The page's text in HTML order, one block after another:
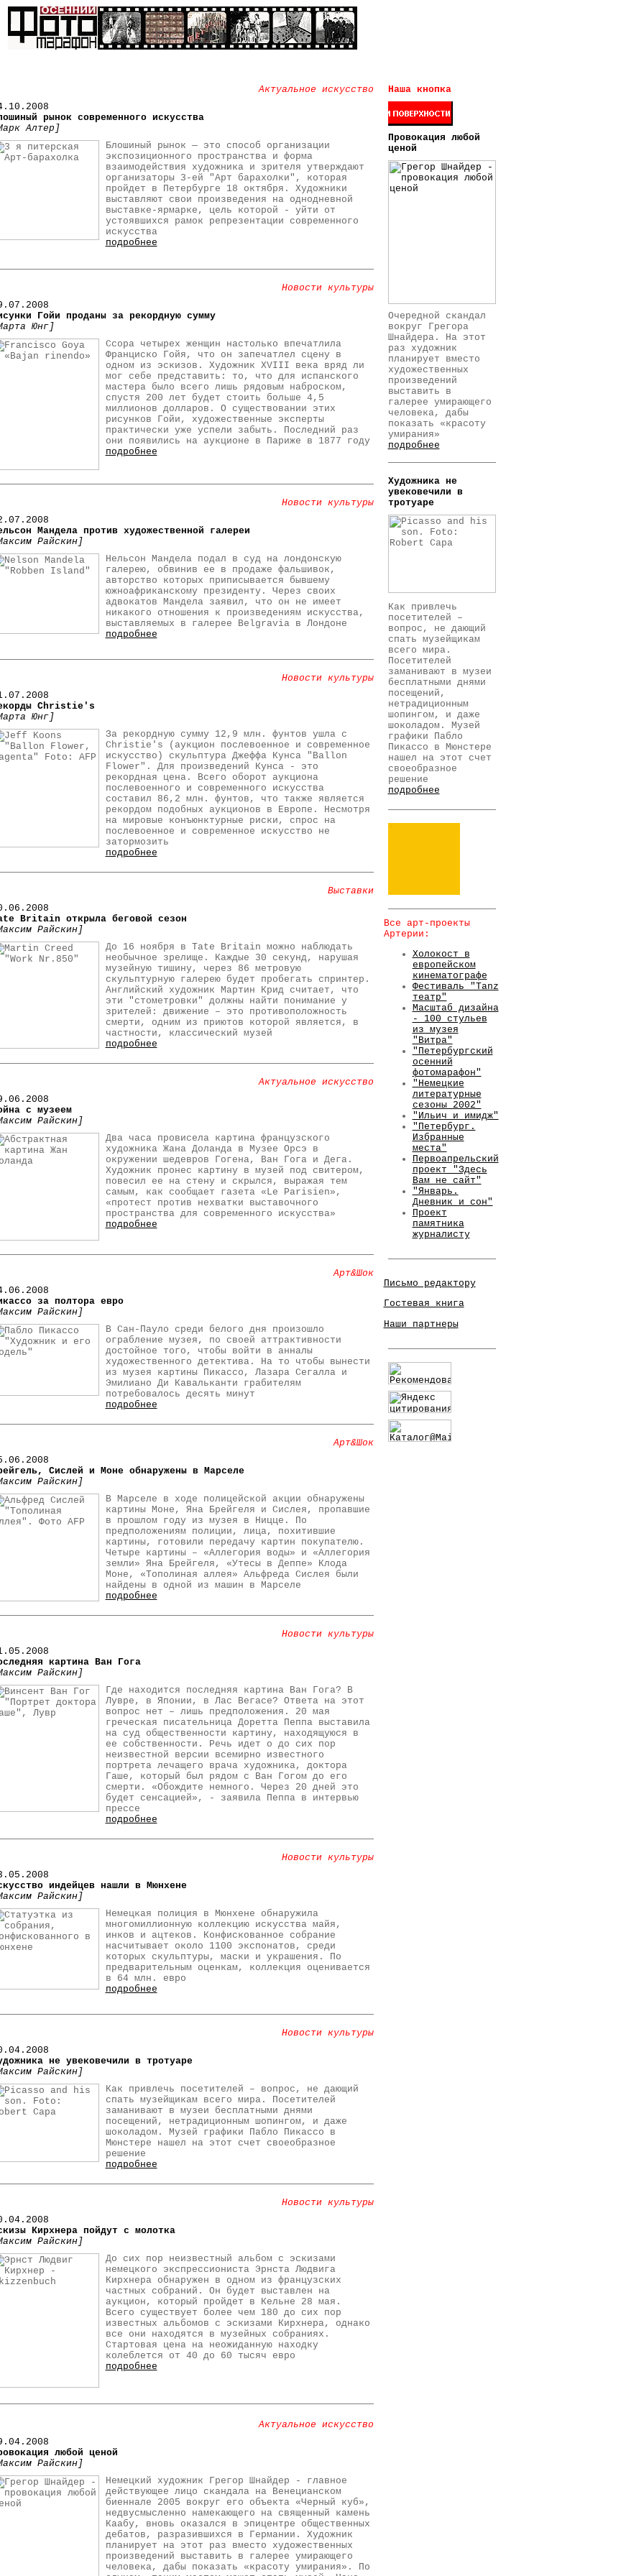
Актуальное искусство
.10.2008
рынок современного искусства
Алтер]
Блошиный рынок — это способ организации
экспозиционного пространства и форма
взаимодействия художника и зрителя утверждают
организаторы 3-ей "Арт барахолки", которая
пройдет в Петербурге 18 октября. Художники
выставляют свои произведения на однодневной
выставке-ярмарке, цель которой - уйти от
устоявшихся рамок репрезентации современного
искусства
подробнее
Новости культуры
Гойи проданы за рекордную сумму
Юнг]
Ссора четырех женщин настолько впечатлила
Франциско Гойя, что он запечатлел сцену в
одном из эскизов. Художник XVIII века вряд ли
мог себе представить: то, что для испанского
мастера было всего лишь рядовым наброском,
спустя 200 лет будет стоить больше 4,5
миллионов долларов. О существовании этих
рисунков Гойи, художественные эксперты
практически уже успели забыть. Последний раз
они появились на аукционе в Париже в 1877 году
подробнее
Новости культуры
Мандела против художественной галереи
Райскин]
Нельсон Мандела подал в суд на лондонскую
галерею, обвинив ее в продаже фальшивок,
авторство которых приписывается бывшему
южноафриканскому президенту. Через своих
адвокатов Мандела заявил, что он не имеет
никакого отношения к произведениям искусства,
выставляемых в галерее Belgravia в Лондоне
подробнее
Новости культуры
Christie's
Юнг]
За рекордную сумму 12,9 млн. фунтов ушла с
Christie's (аукцион послевоенное и современное
искусство) скульптура Джеффа Кунса "Ballon
Flower". Для произведений Кунса - это
рекордная цена. Всего оборот аукциона
послевоенного и современного искусства
составил 86,2 млн. фунтов, что также является
рекордом подобных аукционов в Европе. Несмотря
на мировые конъюнктурные риски, спрос на
послевоенное и современное искусство не
затормозить
подробнее
Выставки
.06.2008
Britain открыла беговой сезон
Райскин]
До 16 ноября в Tate Britain можно наблюдать
необычное зрелище. Каждые 30 секунд, нарушая
музейную тишину, через 86 метровую
скульптурную галерею будет пробегать спринтер.
Английский художник Мартин Крид считает, что
эти "стометровки" должны найти понимание у
зрителей: движение – это противоположность
смерти, одним из приютов которой является, в
частности, классический музей
подробнее
Актуальное искусство
.06.2008
с музеем
Райскин]
Два часа провисела картина французского
художника Жана Доланда в Музее Орсэ в
окружении шедевров Гогена, Ван Гога и Дега.
Художник пронес картину в музей под свитером,
повесил ее на стену и скрылся, выражая тем
самым, как сообщает газета «Le Parisien»,
«протест против нехватки выставочного
пространства для современного искусства»
подробнее
Арт&Шок
за полтора евро
Райскин]
В Сан-Пауло среди белого дня произошло
ограбление музея, по своей аттрактивности
достойное того, чтобы войти в анналы
художественного детектива. На то чтобы вынести
из музея картины Пикассо, Лазара Сегалла и
Эмилиано Ди Кавальканти грабителям
потребовалось десять минут
подробнее
Арт&Шок
.06.2008
Сислей и Моне обнаружены в Марселе
Райскин]
В Марселе в ходе полицейской акции обнаружены
картины Моне, Яна Брейгеля и Сислея, пропавшие
в прошлом году из музея в Ницце. По
предположениям полиции, лица, похитившие
картины, готовили передачу картин покупателю.
Четыре картины – «Аллегория воды» и «Аллегория
земли» Яна Брейгеля, «Утесы в Деппе» Клода
Моне, «Тополиная аллея» Альфреда Сислея были
найдены в одной из машин в Марселе
подробнее
Новости культуры
.05.2008
картина Ван Гога
Райскин]
Где находится последняя картина Ван Гога? В
Лувре, в Японии, в Лас Вегасе? Ответа на этот
вопрос нет – лишь предположения. 20 мая
греческая писательница Доретта Пеппа выставила
на суд общественности картину, находящуюся в
ее собственности. Речь идет о до сих пор
неизвестной версии всемирно известного
портрета лечащего врача художника, доктора
Гаше, который был рядом с Ван Гогом до его
смерти. «Обождите немного. Через 20 дней это
будет сенсацией», - заявила Пеппа в интервью
прессе
подробнее
Новости культуры
индейцев нашли в Мюнхене
Райскин]
Немецкая полиция в Мюнхене обнаружила
многомиллионную коллекцию искусства майя,
инков и ацтеков. Конфискованное собрание
насчитывает около 1100 экспонатов, среди
которых скульптуры, маски и украшения. По
предварительным оценкам, коллекция оценивается
в 64 млн. евро
подробнее
Новости культуры
.04.2008
не увековечили в тротуаре
Райскин]
Как привлечь посетителей – вопрос, не дающий
спать музейщикам всего мира. Посетителей
заманивают в музеи бесплатными днями
посещений, нетрадиционным шопингом, и даже
шоколадом. Музей графики Пабло Пикассо в
Мюнстере нашел на этот счет своеобразное
решение
подробнее
Новости культуры
.04.2008
Кирхнера пойдут с молотка
Райскин]
До сих пор неизвестный альбом с эскизами
немецкого экспрессиониста Эрнста Людвига
Кирхнера обнаружен в одном из французских
частных собраний. Он будет выставлен на
аукцион, который пройдет в Кельне 28 мая.
Всего существует более чем 180 до сих пор
известных альбомов с эскизами Кирхнера, однако
все они находятся в музейных собраниях.
Стартовая цена на неожиданную находку
колеблется от 40 до 60 тысяч евро
подробнее
Актуальное искусство
любой ценой
Райскин]
Немецкий художник Грегор Шнайдер - главное
действующее лицо скандала на Венецианском
биеннале 2005 вокруг его объекта «Черный куб»,
недвусмысленно намекающего на священный камень
Каабу, вновь оказался в эпицентре общественных
дебатов, разразившихся в Германии. Художник
планирует на этот раз вместо художественных
произведений выставить в галерее умирающего
человека, дабы показать «красоту умирания». По
Наша кнопка
Провокация любой
ценой
Очередной скандал
вокруг Грегора
Шнайдера. На этот
раз художник
планирует вместо
художественных
произведений
выставить в
галерее умирающего
человека, дабы
показать «красоту
умирания»
подробнее
Художника не
увековечили в
тротуаре
Как привлечь
посетителей –
вопрос, не дающий
спать музейщикам
всего мира.
Посетителей
заманивают в музеи
бесплатными днями
посещений,
нетрадиционным
шопингом, и даже
шоколадом. Музей
графики Пабло
Пикассо в Мюнстере
нашел на этот счет
своеобразное
решение
подробнее
Все арт-проекты
Артерии:
Холокост в
европейском
кинематографе
Фестиваль "Tanz
театр"
Масштаб дизайна
- 100 стульев
из музея
"Витра"
"Петербургский
осенний
фотомарафон"
"Немецкие
литературные
сезоны 2002"
"Ильич и имидж"
"Петербург.
Избранные
места"
Первоапрельский
проект "Здесь
Вам не сайт"
"Январь.
Дневник и сон"
Проект
памятника
журналисту
Письмо редактору
Гостевая книга
Наши партнеры